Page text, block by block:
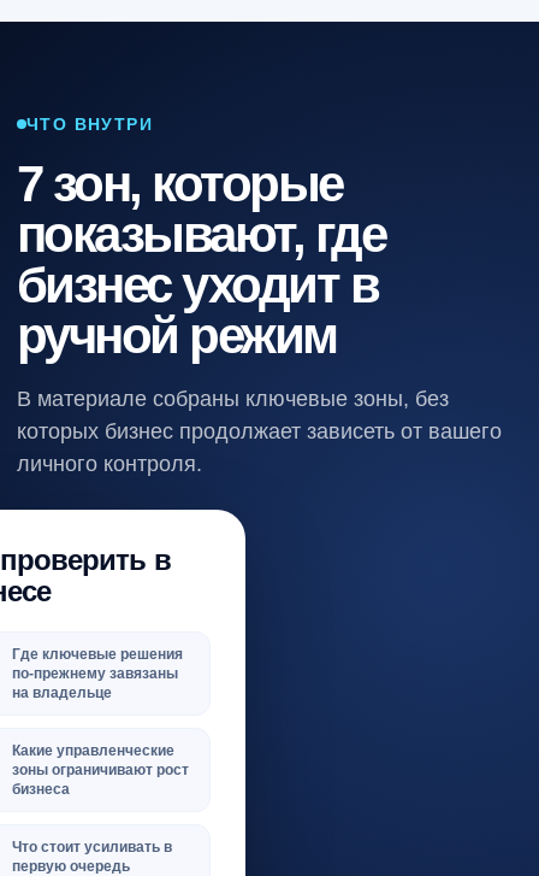
ЧТО ВНУТРИ
7 зон, которые
показывают, где
бизнес уходит в
ручной режим
В материале собраны ключевые зоны, без
которых бизнес продолжает зависеть от вашего
личного контроля.
в
Где ключевые решения
по‑прежнему завязаны
на владельце
Какие управленческие
зоны ограничивают рост
бизнеса
Что стоит усиливать в
первую очередь